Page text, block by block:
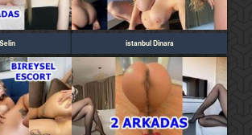
istanbul Dinara